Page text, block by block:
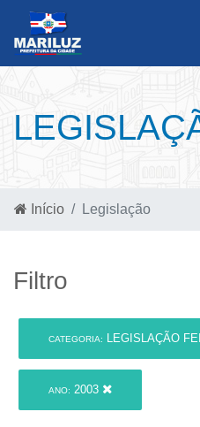
Início Legislação
Filtro
CATEGORIA: LEGISLAÇÃO
ANO: 2003